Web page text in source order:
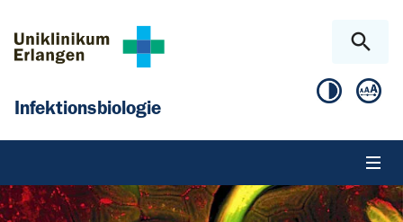
Infektionsbiologie